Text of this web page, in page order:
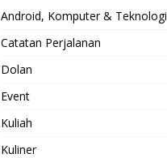
Android, Komputer & Teknologi
Catatan Perjalanan
Dolan
Event
Kuliah
Kuliner